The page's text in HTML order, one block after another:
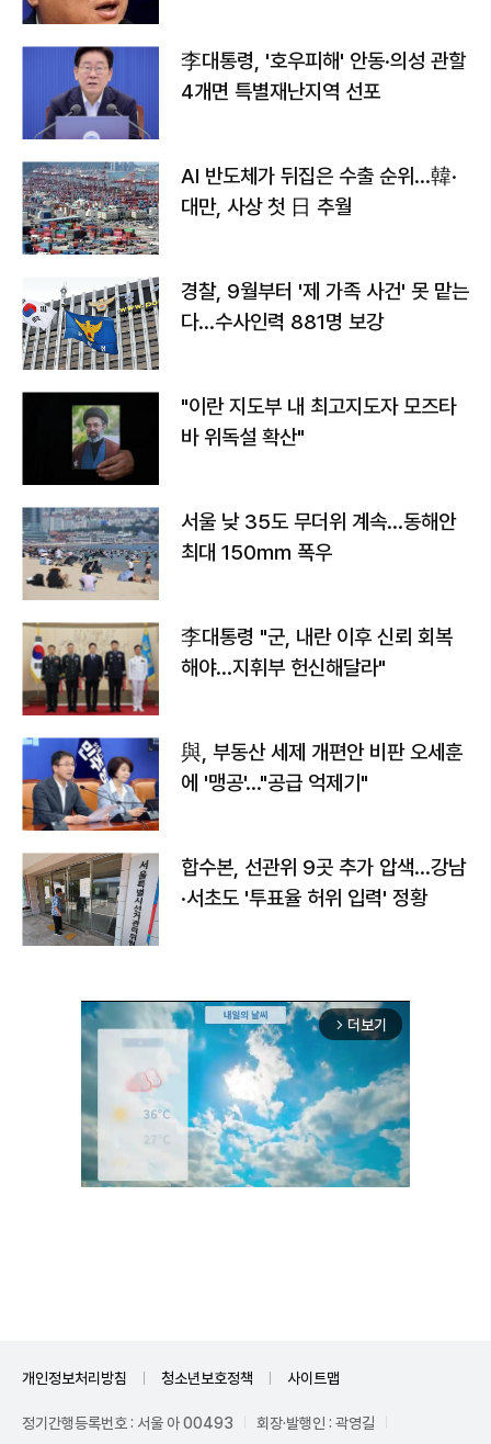
李대통령, '호우피해' 안동·의성 관할
4개면 특별재난지역 선포
AI 반도체가 뒤집은 수출 순위…韓·
대만, 사상 첫 日 추월
경찰, 9월부터 '제 가족 사건' 못 맡는
다…수사인력 881명 보강
"이란 지도부 내 최고지도자 모즈타
바 위독설 확산"
서울 낮 35도 무더위 계속…동해안
최대 150㎜ 폭우
李대통령 "군, 내란 이후 신뢰 회복
해야…지휘부 헌신해달라"
與, 부동산 세제 개편안 비판 오세훈
에 '맹공'…"공급 억제기"
합수본, 선관위 9곳 추가 압색…강남
·서초도 '투표율 허위 입력' 정황
arrow_forward_ios 더보기
개인정보처리방침 청소년보호정책 사이트맵
정기간행등록번호 : 서울 아 00493 회장·발행인 : 곽영길